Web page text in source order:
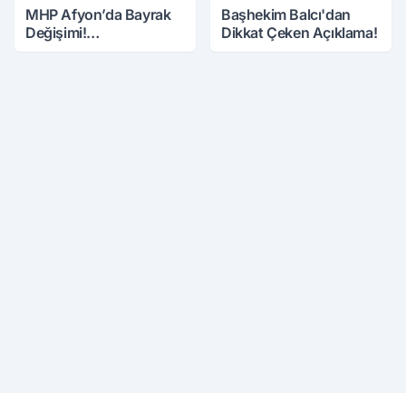
MHP Afyon’da Bayrak
Değişimi!
Başhekim Balcı'dan
Dikkat Çeken Açıklama!